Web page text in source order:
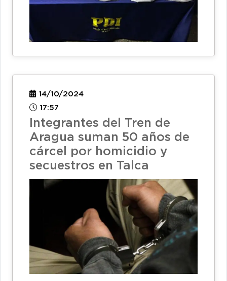
14/10/2024
17:57
Integrantes del Tren de
Aragua suman 50 años de
cárcel por homicidio y
secuestros en Talca